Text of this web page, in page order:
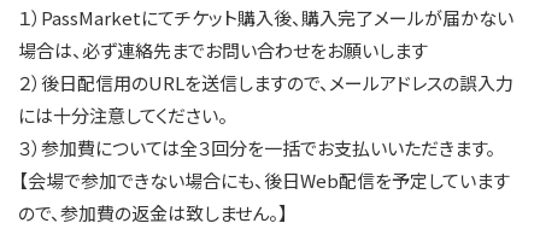
１）PassMarketにてチケット購入後、購入完了メールが届かない
場合は、必ず連絡先までお問い合わせをお願いします
２）後日配信用のURLを送信しますので、メールアドレスの誤入力
には十分注意してください。
３）参加費については全３回分を一括でお支払いいただきます。
【会場で参加できない場合にも、後日Web配信を予定しています
ので、参加費の返金は致しません。】